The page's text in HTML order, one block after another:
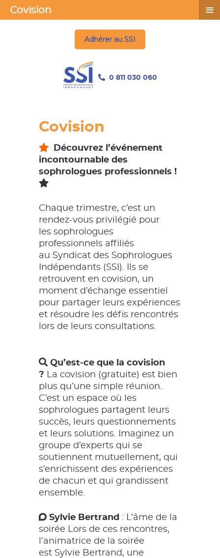
Adhérer au SSI
0 811 030 060
Covision
Découvrez l’événement
incontournable des
sophrologues professionnels !
Chaque trimestre, c’est un
rendez-vous privilégié pour
les sophrologues
professionnels affiliés
au Syndicat des Sophrologues
Indépendants (SSI). Ils se
retrouvent en covision, un
moment d’échange essentiel
pour partager leurs expériences
et résoudre les défis rencontrés
lors de leurs consultations.
Qu’est-ce que la covision
? La covision (gratuite) est bien
plus qu’une simple réunion.
C’est un espace où les
sophrologues partagent leurs
succès, leurs questionnements
et leurs solutions. Imaginez un
groupe d’experts qui se
soutiennent mutuellement, qui
s’enrichissent des expériences
de chacun et qui grandissent
ensemble.
Sylvie Bertrand : L’âme de la
soirée Lors de ces rencontres,
l’animatrice de la soirée
est Sylvie Bertrand, une
Covision ≡